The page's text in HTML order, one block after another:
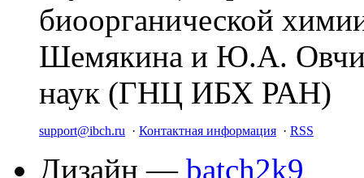
биоорганической
Шемякина и Ю.А.
наук (ГНЦ ИБХ РАН)
support@ibch.ru · Контактная информация · RSS
Дизайн — batch2k9